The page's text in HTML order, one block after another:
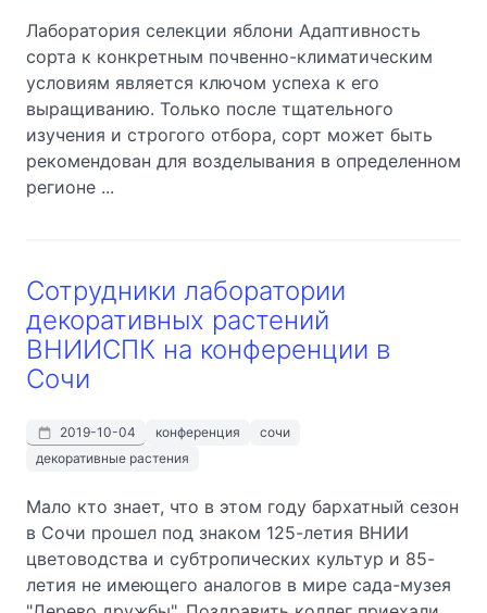
Лаборатория селекции яблони Адаптивность
сорта к конкретным почвенно-климатическим
условиям является ключом успеха к его
выращиванию. Только после тщательного
изучения и строгого отбора, сорт может быть
рекомендован для возделывания в определенном
регионе ...
Сотрудники лаборатории
декоративных растений
ВНИИСПК на конференции в
Сочи
2019-10-04 конференция
сочи
декоративные растения
Мало кто знает, что в этом году бархатный сезон
в Сочи прошел под знаком 125-летия ВНИИ
цветоводства и субтропических культур и 85-
летия не имеющего аналогов в мире сада-музея